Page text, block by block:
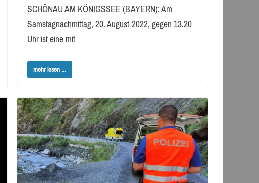
SCHÖNAU AM KÖNIGSSEE (BAYERN): Am
Samstagnachmittag, 20. August 2022, gegen 13.20
Uhr ist eine mit
mehr lesen ...